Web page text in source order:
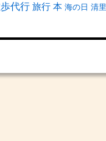
代行 旅行 本 海の日 清里